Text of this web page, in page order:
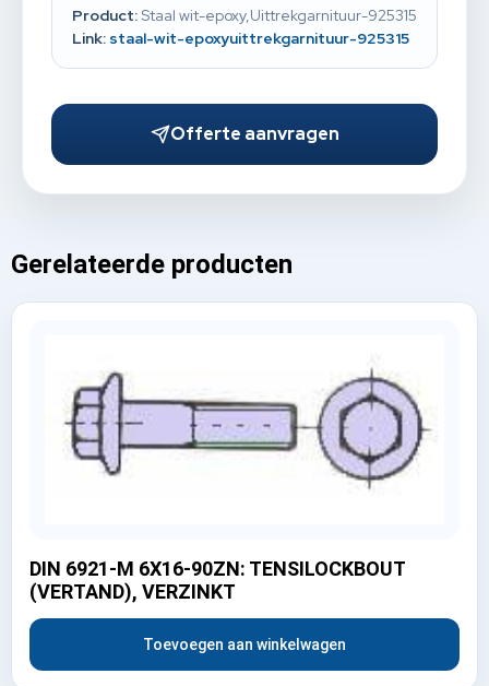
Product:Staal wit-epoxy,Uittrekgarnituur-925315
Link: staal-wit-epoxyuittrekgarnituur-925315
Offerte aanvragen
Gerelateerde producten
DIN 6921-M 6X16-90ZN: TENSILOCKBOUT
(VERTAND), VERZINKT
Toevoegen aan winkelwagen